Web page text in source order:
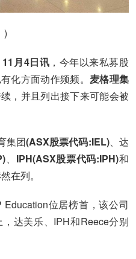
)
月4日讯 ，今年以来私募股
化方面动作频频。 麦格理集
，并且列出接下来可能会被
集团(ASX股票代码:IEL)、达
IPH(ASX股票代码:IPH)和
在列。
位居榜首，该公司
达美乐、IPH和Reece分别